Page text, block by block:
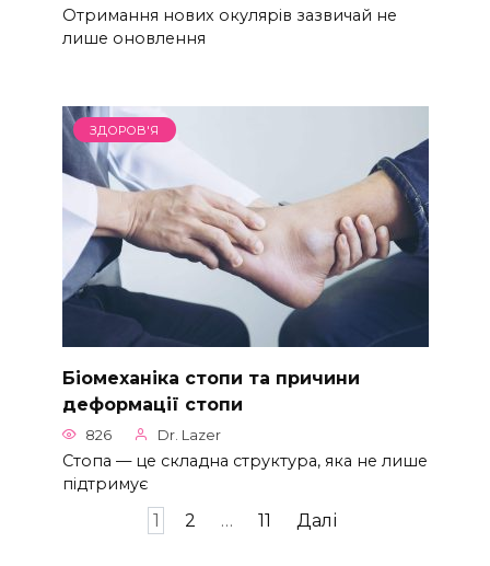
Отримання нових окулярів зазвичай не
лише оновлення
ЗДОРОВ'Я
Біомеханіка стопи та причини
деформації стопи
826 Dr. Lazer
Стопа — це складна структура, яка не лише
підтримує
1 2 … 11 Далі